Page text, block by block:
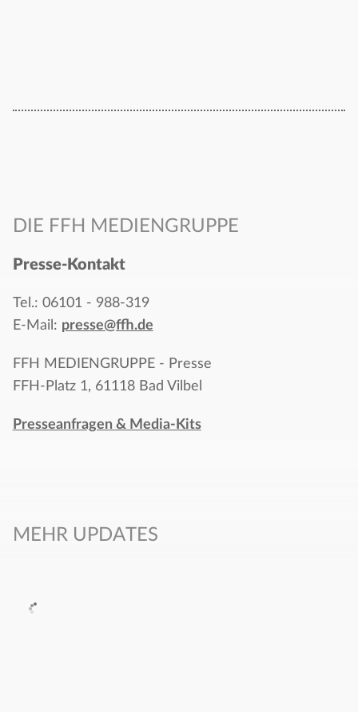
DIE FFH MEDIENGRUPPE
Presse-Kontakt
Tel.: 06101 - 988-319
E-Mail: presse@ffh.de
FFH MEDIENGRUPPE - Presse
FFH-Platz 1, 61118 Bad Vilbel
Presseanfragen & Media-Kits
MEHR UPDATES